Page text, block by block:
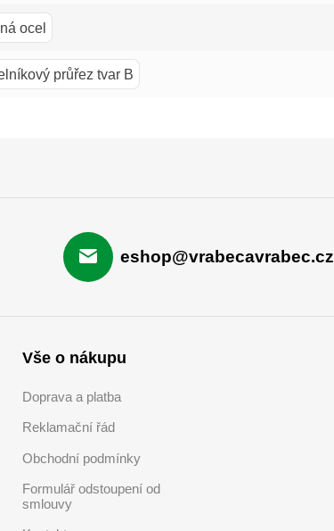
ocel
průřez tvar B
eshop@vrabecavrabec.cz
Vše o nákupu
Doprava a platba
Reklamační řád
Obchodní podmínky
Formulář odstoupení od
smlouvy